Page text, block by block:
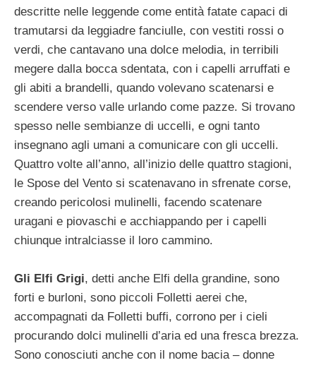
descritte nelle leggende come entità fatate capaci di
tramutarsi da leggiadre fanciulle, con vestiti rossi o
verdi, che cantavano una dolce melodia, in terribili
megere dalla bocca sdentata, con i capelli arruffati e
gli abiti a brandelli, quando volevano scatenarsi e
scendere verso valle urlando come pazze. Si trovano
spesso nelle sembianze di uccelli, e ogni tanto
insegnano agli umani a comunicare con gli uccelli.
Quattro volte all’anno, all’inizio delle quattro stagioni,
le Spose del Vento si scatenavano in sfrenate corse,
creando pericolosi mulinelli, facendo scatenare
uragani e piovaschi e acchiappando per i capelli
chiunque intralciasse il loro cammino.
Gli Elfi Grigi, detti anche Elfi della grandine, sono
forti e burloni, sono piccoli Folletti aerei che,
accompagnati da Folletti buffi, corrono per i cieli
procurando dolci mulinelli d’aria ed una fresca brezza.
Sono conosciuti anche con il nome bacia – donne